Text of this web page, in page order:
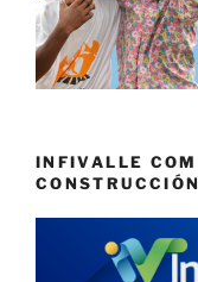
INFIVALLE
CONSTRUCCIÓN